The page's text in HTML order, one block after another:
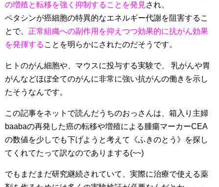
の増殖と転移を強く抑制することを発見され、
ペタシンが癌細胞の特異的なエネルギー代謝を阻害するこ
とで、 正常組織への副作用を抑えつつ効果的に抗がん効果
を発揮する ことを明らかにされたのだそうです。
ヒトのがん細胞や、マウスに投与する実験で、 乳がんや胃
がんなどほぼ全てのがんに非常に強い抗がんの働きを示し
たそうなんです。
この記事をネットで読んだうちのおっさんは、箱入り主婦
baabaの再発した癌の転移や増殖による腫瘍マーカーCEA
の数値を少しでも下げようと考えて《ふきのとう》を探し
てくれてたって訳なのでありまする(~~)
でもまだまだ研究継続されていて、実際に治療で使える薬